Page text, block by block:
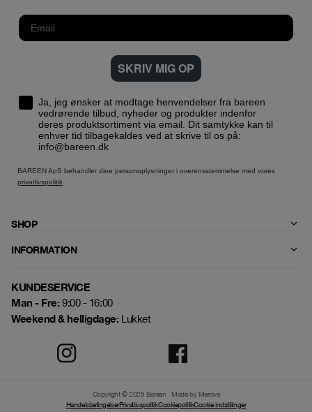
SKRIV MIG OP
Ja, jeg ønsker at modtage henvendelser fra bareen
vedrørende tilbud, nyheder og produkter indenfor
deres produktsortiment via email. Dit samtykke kan til
enhver tid tilbagekaldes ved at skrive til os på:
info@bareen.dk
BAREEN ApS behandler dine personoplysninger i overensstemmelse med vores
privatlivspolitik
SHOP
INFORMATION
KUNDESERVICE
Man - Fre:9:00 - 16:00
Weekend & helligdage:Lukket
Copyright © 2025 Bareen
Made by Mercive
HandelsbetingelserPrivatlivspolitikCookiepolitikCookie indstillinger